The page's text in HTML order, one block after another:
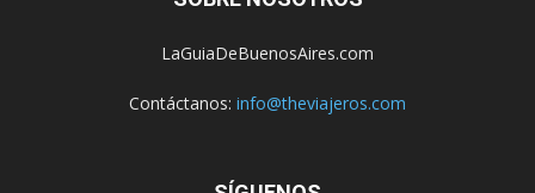
LaGuiaDeBuenosAires.com
Contáctanos: info@theviajeros.com